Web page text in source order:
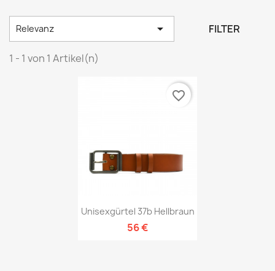
Relevanz  FILTER
1 - 1 von 1 Artikel(n)
Unisexgürtel 37b Hellbraun
56 €
favorite_border